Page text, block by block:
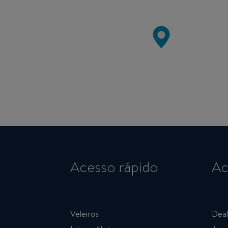
Acesso rápido
Veleiros